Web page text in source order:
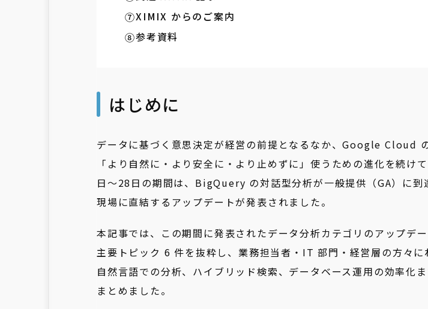
XIMIX からのご案内
参考資料
はじめに
データに基づく意思決定が経営の前提となるなか、Google Cloud
「より自然に・より安全に・より止めずに」使うための進化を続け
日〜28日の期間は、BigQuery の対話型分析が一般提供（GA）に到
現場に直結するアップデートが発表されました。
本記事では、この期間に発表されたデータ分析カテゴリのアップデ
主要トピック 6 件を抜粋し、業務担当者・IT 部門・経営層の方々に
自然言語での分析、ハイブリッド検索、データベース運用の効率化
まとめました。